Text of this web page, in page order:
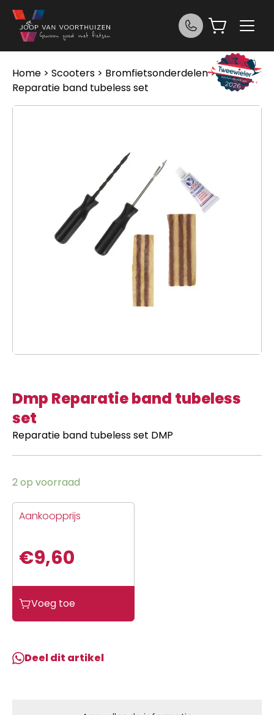
Ga naar de inhoud
Home > Scooters > Bromfietsonderdelen> Dmp
Reparatie band tubeless set
Dmp Reparatie band tubeless
set
Reparatie band tubeless set DMP
2 op voorraad
Aankoopprijs
€9,60
Reparatie
band
set
aantal
Voeg toe
Deel dit artikel